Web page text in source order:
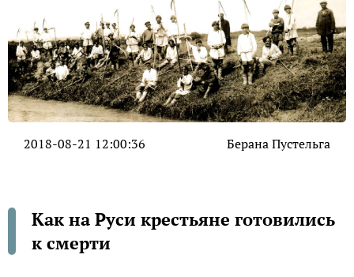
2018-08-21 12:00:36 Берана Пустельга
Как на Руси крестьяне готовились
к смерти